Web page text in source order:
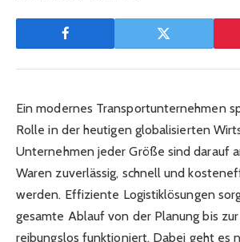
Ein modernes Transportunternehmen
Rolle in der heutigen globalisierten
Unternehmen jeder Größe sind darauf
Waren zuverlässig, schnell und
werden. Effiziente Logistiklösungen
gesamte Ablauf von der Planung bis
reibungslos funktioniert. Dabei geht es